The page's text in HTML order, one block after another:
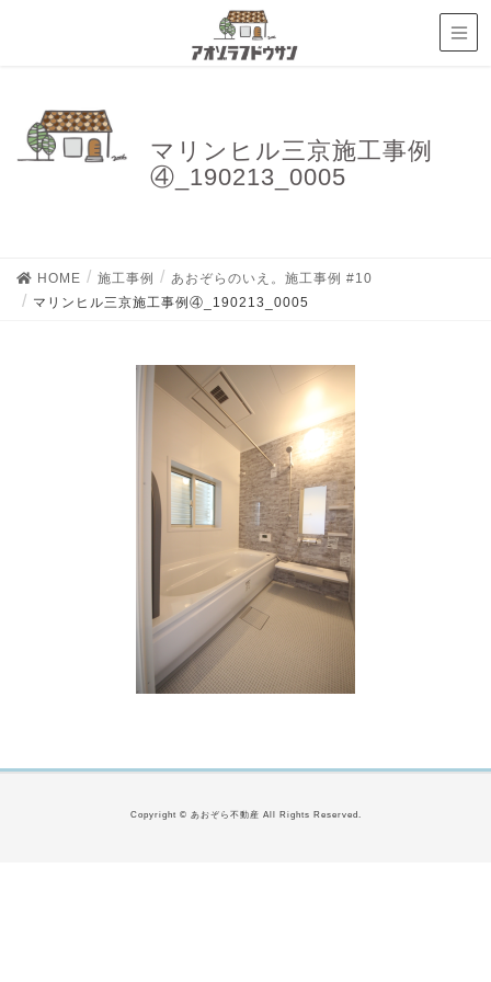
マリンヒル三京施工事例
④_190213_0005
HOME 施工事例
あおぞらのいえ。施工事例 #10
マリンヒル三京施工事例④_190213_0005
Copyright © あおぞら不動産 All Rights Reserved.